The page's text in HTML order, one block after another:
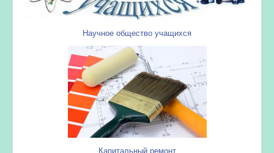
Научное общество учащихся
Капитальный ремонт